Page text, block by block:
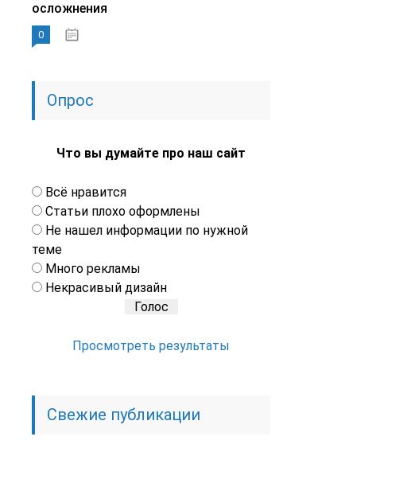
осложнения
0
Опрос
Что вы думайте про наш сайт
Всё нравится
Статьи плохо оформлены
Не нашел информации по нужной
теме
Много рекламы
Некрасивый дизайн
Просмотреть результаты
Свежие публикации